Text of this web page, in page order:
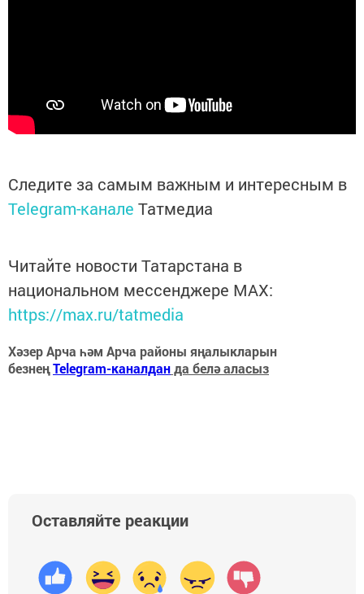
Следите за самым важным и интересным в
Telegram-канале Татмедиа
Читайте новости Татарстана в
национальном мессенджере MАХ:
https://max.ru/tatmedia
Хәзер Арча һәм Арча районы яңалыкларын
безнеңTelegram-каналданда белә аласыз
Оставляйте реакции